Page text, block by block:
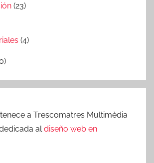
(23)
(4)
a Trescomatres Multimèdia
aldiseño web en